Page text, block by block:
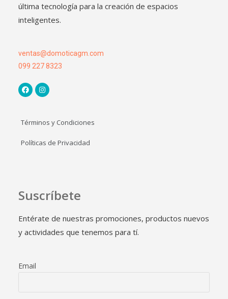
última tecnología para la creación de espacios
inteligentes.
ventas@domoticagm.com
099 227 8323
Términos y Condiciones
Políticas de Privacidad
Suscríbete
Entérate de nuestras promociones, productos nuevos
y actividades que tenemos para tí.
Email